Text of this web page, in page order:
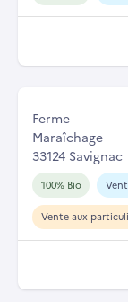
Ferme
Maraîchage
33124 Savignac
100% Bio
Vente aux